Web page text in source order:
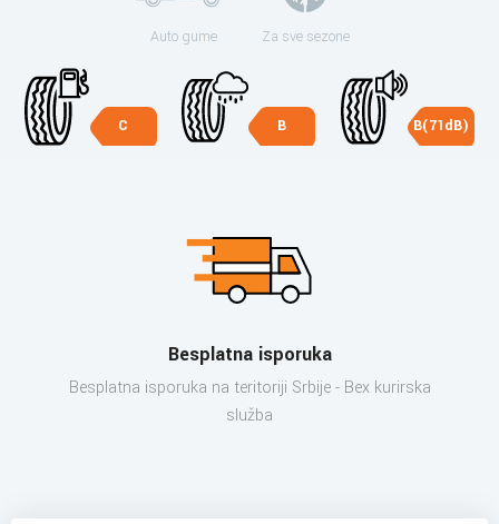
Auto gume Za sve sezone
C B B(71dB)
Besplatna isporuka
Besplatna isporuka na teritoriji Srbije - Bex kurirska
služba